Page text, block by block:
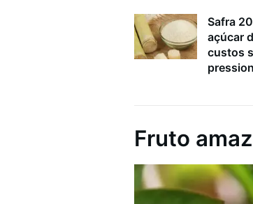
Safra
açúcar
custos
Fruto